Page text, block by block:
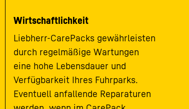
Wirtschaftlichkeit
Liebherr-CarePacks gewährleisten
durch regelmäßige Wartungen
eine hohe Lebensdauer und
Verfügbarkeit Ihres Fuhrparks.
Eventuell anfallende Reparaturen